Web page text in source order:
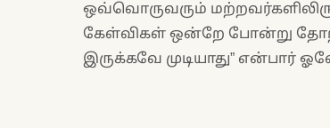
ஒவ்வொருவரும்
கேள்விகள் ஒன்றே போன்று
இருக்கவே முடியாது” என்பார்